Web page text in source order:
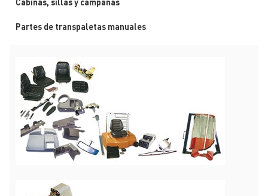
Partes de transpaletas manuales